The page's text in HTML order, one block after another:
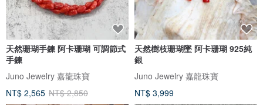
天然珊瑚手鍊 阿卡珊瑚 可調節式
手鍊
Juno Jewelry 嘉龍珠寶
NT$ 2,565 NT$ 2,850
天然樹枝珊瑚墜 阿卡珊瑚 925純
銀
Juno Jewelry 嘉龍珠寶
NT$ 3,999